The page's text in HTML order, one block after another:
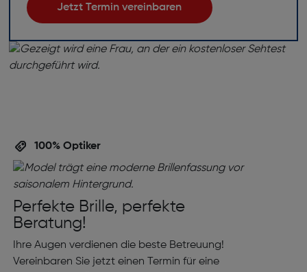
Jetzt Termin vereinbaren
100% Optiker
Perfekte Brille, perfekte
Beratung!
Ihre Augen verdienen die beste Betreuung!
Vereinbaren Sie jetzt einen Termin für eine